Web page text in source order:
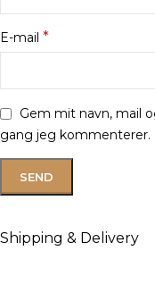
E-mail *
Gem mit navn, mail
gang jeg kommenterer.
Shipping & Delivery